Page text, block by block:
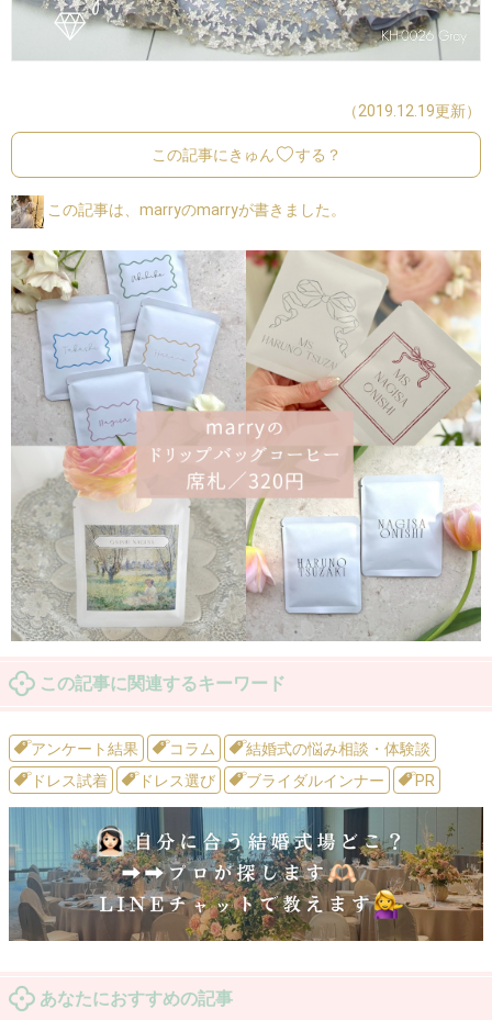
（2019.12.19更新）
この記事にきゅん する？
この記事は、marryのmarryが書きました。
この記事に関連するキーワード
アンケート結果 コラム
結婚式の悩み相談・体験談
ドレス試着
ドレス選び ブライダルインナー PR
あなたにおすすめの記事